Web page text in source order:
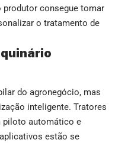
consegue tomar
o tratamento de
do agronegócio, mas
inteligente. Tratores
piloto automático e
estão se